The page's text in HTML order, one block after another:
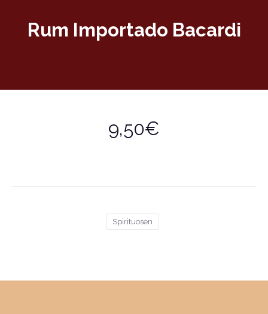
Rum Importado Bacardi
9,50€
Spirituosen